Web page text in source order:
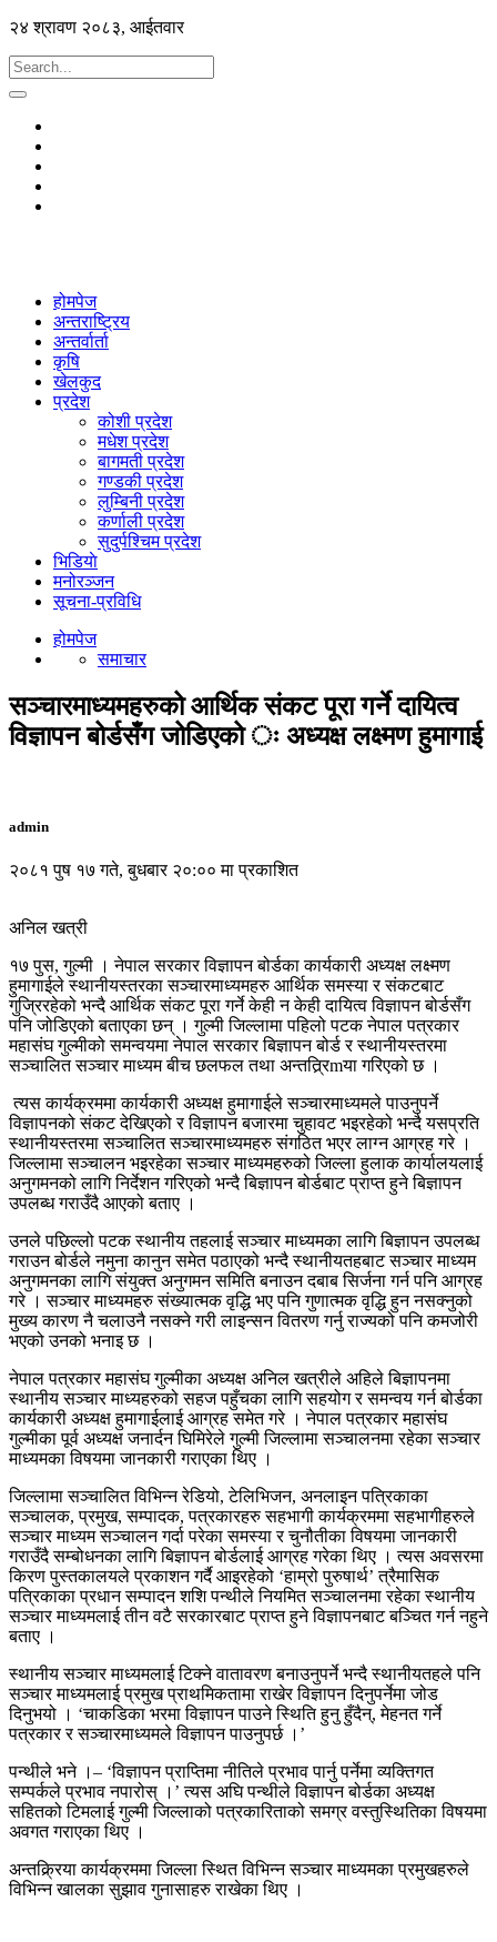
२४ श्रावण २०८३, आईतवार
होमपेज
अन्तराष्ट्रिय
अन्तर्वार्ता
कृषि
खेलकुद
प्रदेश
कोशी प्रदेश
मधेश प्रदेश
बागमती प्रदेश
गण्डकी प्रदेश
लुम्बिनी प्रदेश
कर्णाली प्रदेश
सुदुर्पश्चिम प्रदेश
भिडियाे
मनोरञ्जन
सूचना-प्रविधि
होमपेज
समाचार
सञ्चारमाध्यमहरुको आर्थिक संकट पूरा गर्ने दायित्व
विज्ञापन बोर्डसँग जोडिएको ः अध्यक्ष लक्ष्मण हुमागाई
admin
२०८१ पुष १७ गते, बुधबार २०:०० मा प्रकाशित
अनिल खत्री
१७ पुस, गुल्मी । नेपाल सरकार विज्ञापन बोर्डका कार्यकारी अध्यक्ष लक्ष्मण
हुमागाईले स्थानीयस्तरका सञ्चारमाध्यमहरु आर्थिक समस्या र संकटबाट
गुज्रिरहेको भन्दै आर्थिक संकट पूरा गर्ने केही न केही दायित्व विज्ञापन बोर्डसँग
पनि जोडिएको बताएका छन् । गुल्मी जिल्लामा पहिलो पटक नेपाल पत्रकार
महासंघ गुल्मीको समन्वयमा नेपाल सरकार बिज्ञापन बोर्ड र स्थानीयस्तरमा
सञ्चालित सञ्चार माध्यम बीच छलफल तथा अन्तत्र्रिmया गरिएको छ ।
त्यस कार्यक्रममा कार्यकारी अध्यक्ष हुमागाईले सञ्चारमाध्यमले पाउनुपर्ने
विज्ञापनको संकट देखिएको र विज्ञापन बजारमा चुहावट भइरहेको भन्दै यसप्रति
स्थानीयस्तरमा सञ्चालित सञ्चारमाध्यमहरु संगठित भएर लाग्न आग्रह गरे ।
जिल्लामा सञ्चालन भइरहेका सञ्चार माध्यमहरुको जिल्ला हुलाक कार्यालयलाई
अनुगमनको लागि निर्देशन गरिएको भन्दै बिज्ञापन बोर्डबाट प्राप्त हुने बिज्ञापन
उपलब्ध गराउँदै आएको बताए ।
उनले पछिल्लो पटक स्थानीय तहलाई सञ्चार माध्यमका लागि बिज्ञापन उपलब्ध
गराउन बोर्डले नमुना कानुन समेत पठाएको भन्दै स्थानीयतहबाट सञ्चार माध्यम
अनुगमनका लागि संयुक्त अनुगमन समिति बनाउन दबाब सिर्जना गर्न पनि आग्रह
गरे । सञ्चार माध्यमहरु संख्यात्मक वृद्धि भए पनि गुणात्मक वृद्धि हुन नसक्नुको
मुख्य कारण नै चलाउनै नसक्ने गरी लाइन्सन वितरण गर्नु राज्यको पनि कमजोरी
भएको उनको भनाइ छ ।
नेपाल पत्रकार महासंघ गुल्मीका अध्यक्ष अनिल खत्रीले अहिले बिज्ञापनमा
स्थानीय सञ्चार माध्यहरुको सहज पहुँचका लागि सहयोग र समन्वय गर्न बोर्डका
कार्यकारी अध्यक्ष हुमागाईलाई आग्रह समेत गरे । नेपाल पत्रकार महासंघ
गुल्मीका पूर्व अध्यक्ष जनार्दन घिमिरेले गुल्मी जिल्लामा सञ्चालनमा रहेका सञ्चार
माध्यमका विषयमा जानकारी गराएका थिए ।
जिल्लामा सञ्चालित विभिन्न रेडियो, टेलिभिजन, अनलाइन पत्रिकाका
सञ्चालक, प्रमुख, सम्पादक, पत्रकारहरु सहभागी कार्यक्रममा सहभागीहरुले
सञ्चार माध्यम सञ्चालन गर्दा परेका समस्या र चुनौतीका विषयमा जानकारी
गराउँदै सम्बोधनका लागि बिज्ञापन बोर्डलाई आग्रह गरेका थिए । त्यस अवसरमा
किरण पुस्तकालयले प्रकाशन गर्दै आइरहेको ‘हाम्रो पुरुषार्थ’ त्रैमासिक
पत्रिकाका प्रधान सम्पादन शशि पन्थीले नियमित सञ्चालनमा रहेका स्थानीय
सञ्चार माध्यमलाई तीन वटै सरकारबाट प्राप्त हुने विज्ञापनबाट बञ्चित गर्न नहुने
बताए ।
स्थानीय सञ्चार माध्यमलाई टिक्ने वातावरण बनाउनुपर्ने भन्दै स्थानीयतहले पनि
सञ्चार माध्यमलाई प्रमुख प्राथमिकतामा राखेर विज्ञापन दिनुपर्नेमा जोड
दिनुभयो । ‘चाकडिका भरमा विज्ञापन पाउने स्थिति हुनु हुँदैन्, मेहनत गर्ने
पत्रकार र सञ्चारमाध्यमले विज्ञापन पाउनुपर्छ ।’
पन्थीले भने ।– ‘विज्ञापन प्राप्तिमा नीतिले प्रभाव पार्नु पर्नेमा व्यक्तिगत
सम्पर्कले प्रभाव नपारोस् ।’ त्यस अघि पन्थीले विज्ञापन बोर्डका अध्यक्ष
सहितको टिमलाई गुल्मी जिल्लाको पत्रकारिताको समग्र वस्तुस्थितिका विषयमा
अवगत गराएका थिए ।
अन्तक्र्रिया कार्यक्रममा जिल्ला स्थित विभिन्न सञ्चार माध्यमका प्रमुखहरुले
विभिन्न खालका सुझाव गुनासाहरु राखेका थिए ।